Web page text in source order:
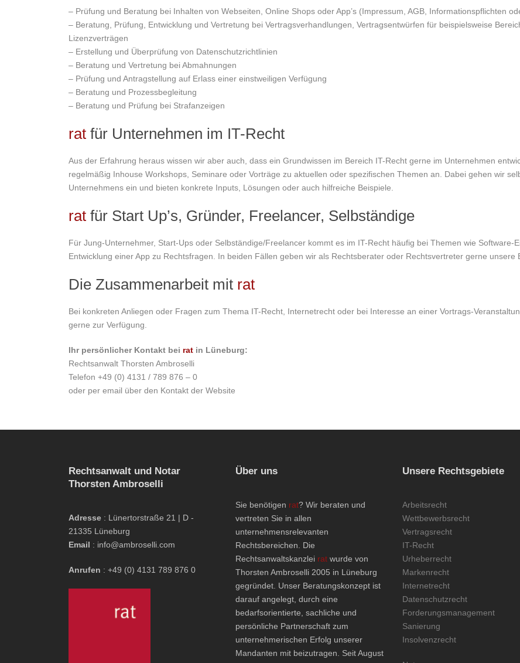
– Prüfung und Beratung bei Inhalten von Webseiten, Online Shops oder App’s (Impressum, AGB, Informationspflichten
– Beratung, Prüfung, Entwicklung und Vertretung bei Vertragsverhandlungen, Vertragsentwürfen für beispielsweise
Lizenzverträgen
– Erstellung und Überprüfung von Datenschutzrichtlinien
– Beratung und Vertretung bei Abmahnungen
– Prüfung und Antragstellung auf Erlass einer einstweiligen Verfügung
– Beratung und Prozessbegleitung
– Beratung und Prüfung bei Strafanzeigen
rat für Unternehmen im IT-Recht
Aus der Erfahrung heraus wissen wir aber auch, dass ein Grundwissen im Bereich IT-Recht gerne im Unternehmen
regelmäßig Inhouse Workshops, Seminare oder Vorträge zu aktuellen oder spezifischen Themen an. Dabei gehen wir
Unternehmens ein und bieten konkrete Inputs, Lösungen oder auch hilfreiche Beispiele.
rat für Start Up’s, Gründer, Freelancer, Selbständige
Für Jung-Unternehmer, Start-Ups oder Selbständige/Freelancer kommt es im IT-Recht häufig bei Themen wie Software-
Entwicklung einer App zu Rechtsfragen. In beiden Fällen geben wir als Rechtsberater oder Rechtsvertreter gerne unsere
Die Zusammenarbeit mit rat
Bei konkreten Anliegen oder Fragen zum Thema IT-Recht, Internetrecht oder bei Interesse an einer Vortrags-
gerne zur Verfügung.
Ihr persönlicher Kontakt bei rat in Lüneburg:
Rechtsanwalt Thorsten Ambroselli
Telefon +49 (0) 4131 / 789 876 – 0
oder per email über den Kontakt der Website
Rechtsanwalt und Notar
Thorsten Ambroselli
Adresse : Lünertorstraße 21 | D -
21335 Lüneburg
Email : info@ambroselli.com
Anrufen : +49 (0) 4131 789 876 0
Über uns
Sie benötigen rat? Wir beraten und
vertreten Sie in allen
unternehmensrelevanten
Rechtsbereichen. Die
Rechtsanwaltskanzlei rat wurde von
Thorsten Ambroselli 2005 in Lüneburg
gegründet. Unser Beratungskonzept ist
darauf angelegt, durch eine
bedarfsorientierte, sachliche und
persönliche Partnerschaft zum
unternehmerischen Erfolg unserer
Mandanten mit beizutragen. Seit August
Unsere Rechtsgebiete
Arbeitsrecht
Wettbewerbsrecht
Vertragsrecht
IT-Recht
Urheberrecht
Markenrecht
Internetrecht
Datenschutzrecht
Forderungsmanagement
Sanierung
Insolvenzrecht